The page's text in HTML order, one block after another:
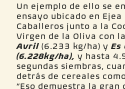
Un ejemplo de ello se
ensayo ubicado en Ejea
Caballeros junto a la
Virgen de la Oliva con
Avril(6.233 kg/ha) yEs
(6.228kg/ha),y hasta
segundas siembras,
detrás de cereales
“Eso demuestra la gran